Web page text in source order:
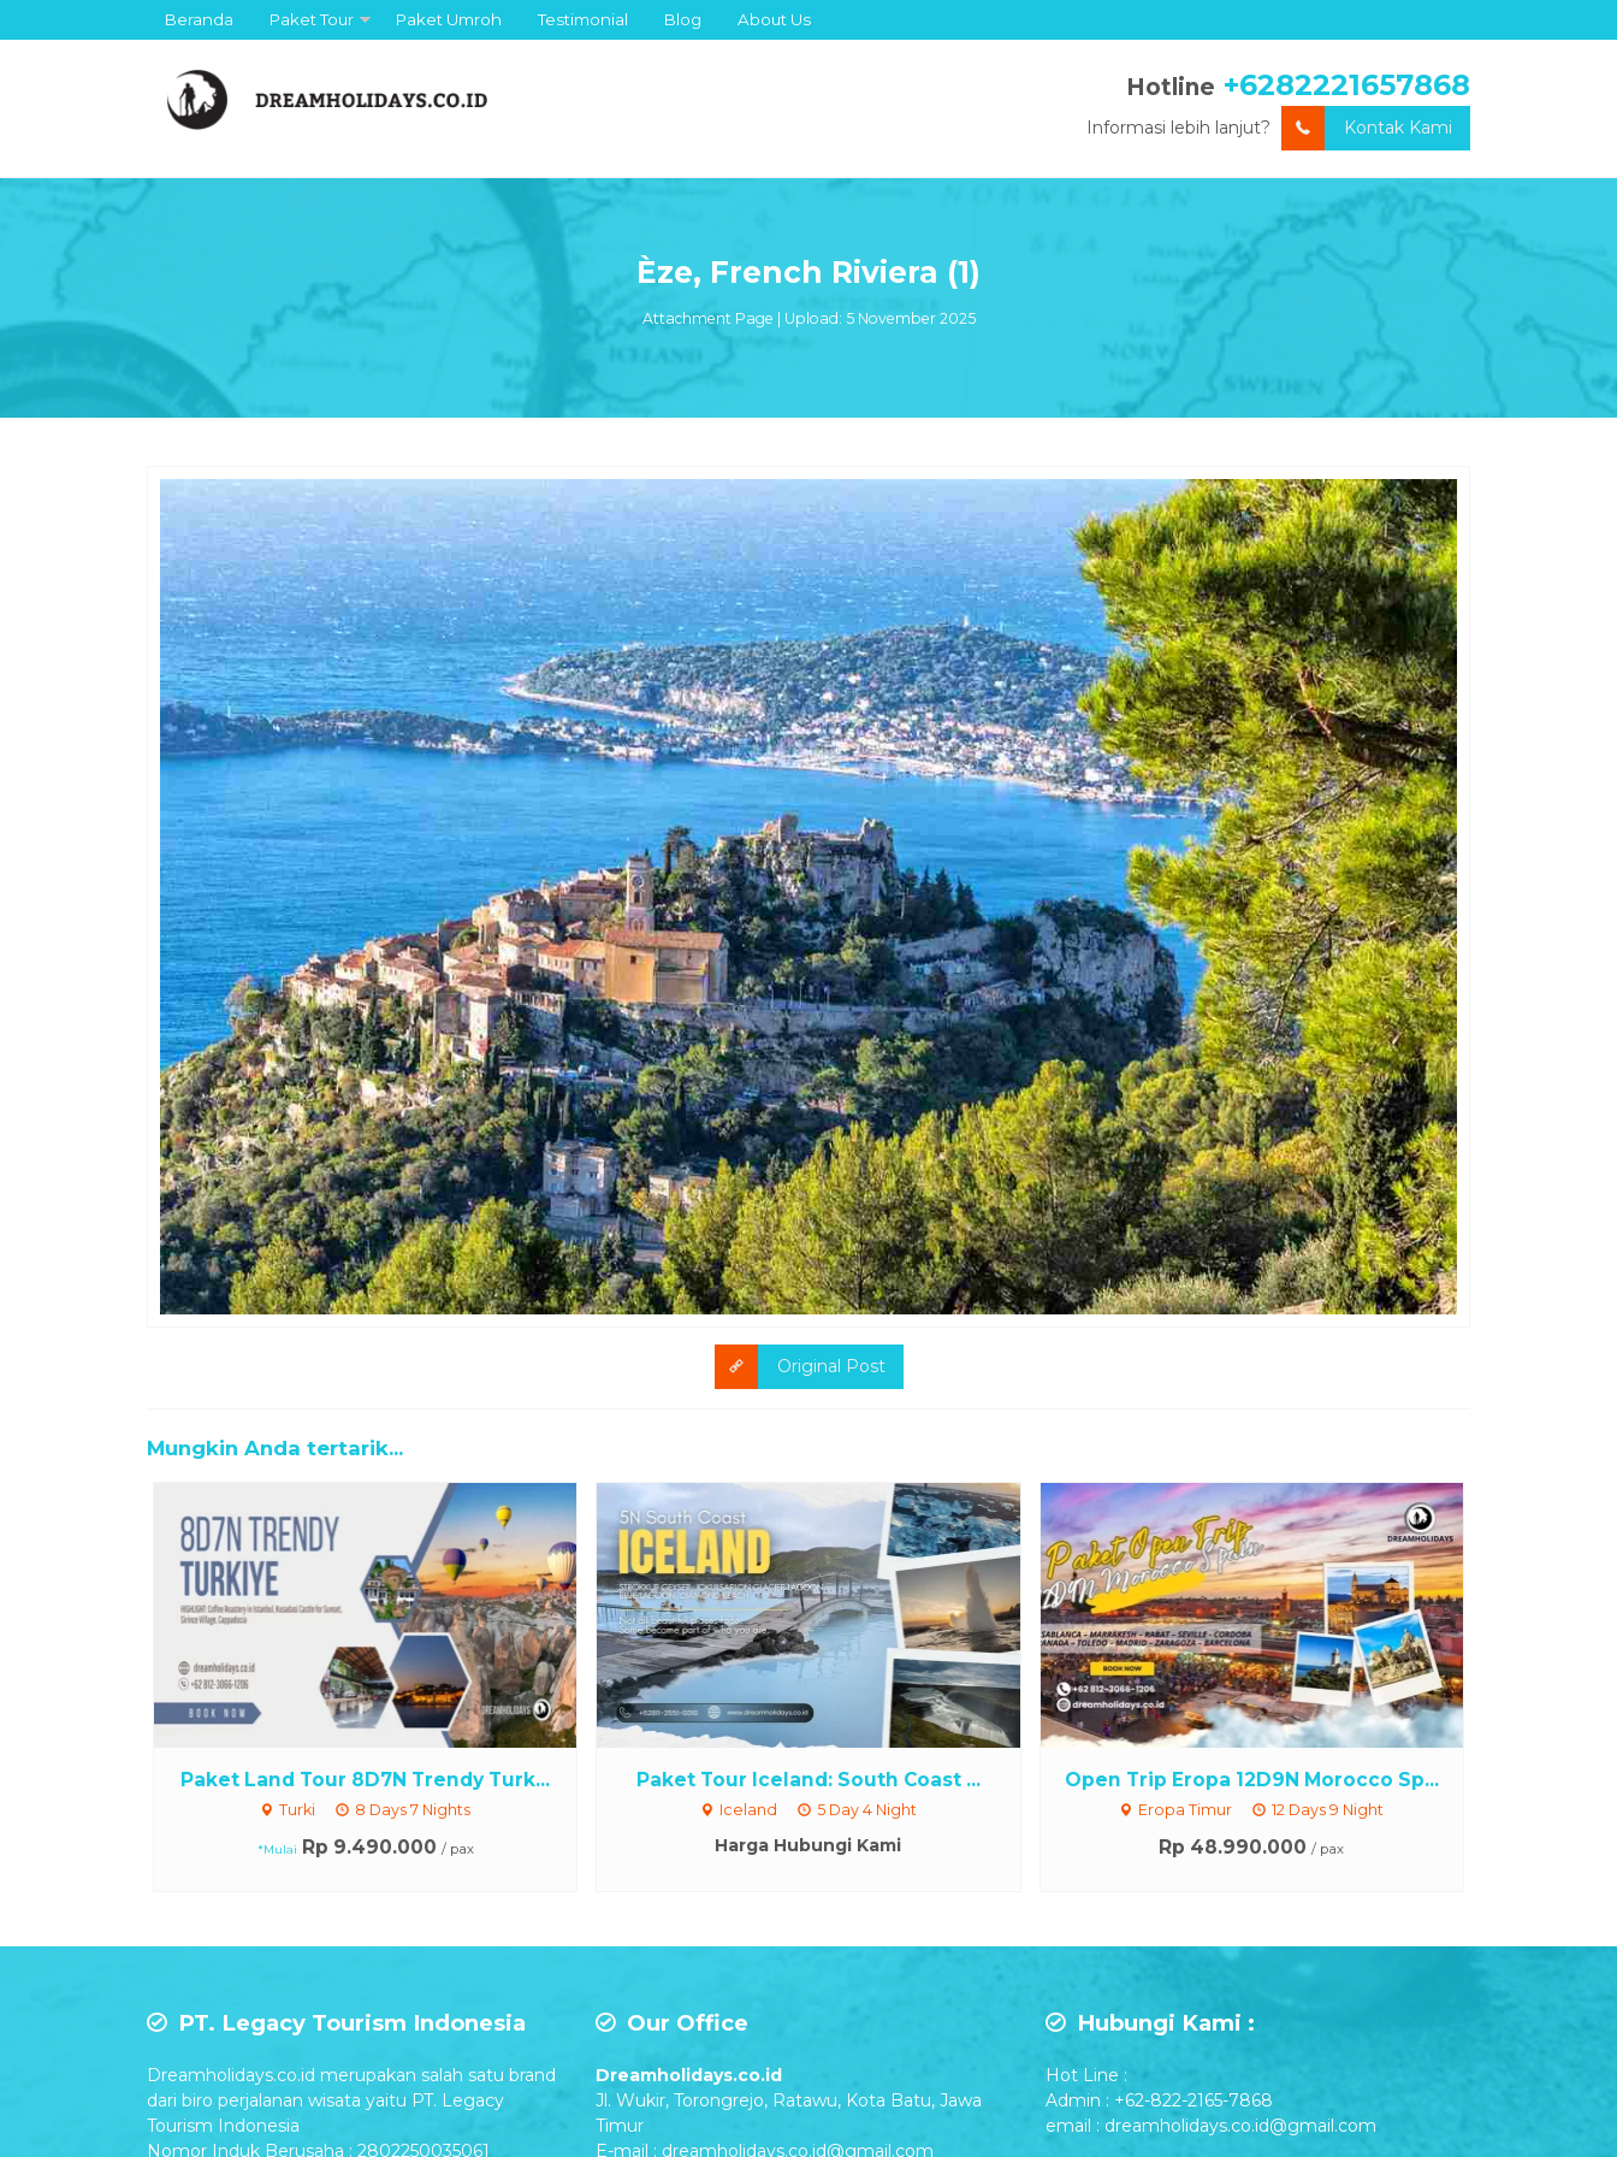
Beranda Paket Tour Paket Umroh Testimonial Blog About Us
Hotline +6282221657868
Informasi lebih lanjut? Kontak Kami
Èze, French Riviera (1)
Attachment Page | Upload: 5 November 2025
Original Post
Mungkin Anda tertarik...
Paket Land Tour 8D7N Trendy Turk...
Turki 8 Days 7 Nights
*Mulai Rp 9.490.000 / pax
Paket Tour Iceland: South Coast ...
Iceland 5 Day 4 Night
Harga Hubungi Kami
Open Trip Eropa 12D9N Morocco Sp...
Eropa Timur 12 Days 9 Night
Rp 48.990.000 / pax
PT. Legacy Tourism Indonesia
Dreamholidays.co.id merupakan salah satu brand
dari biro perjalanan wisata yaitu PT. Legacy
Tourism Indonesia
Nomor Induk Berusaha : 2802250035061
Our Office
Dreamholidays.co.id
Jl. Wukir, Torongrejo, Ratawu, Kota Batu, Jawa
Timur
E-mail : dreamholidays.co.id@gmail.com
Hubungi Kami :
Hot Line :
Admin : +62-822-2165-7868
email : dreamholidays.co.id@gmail.com